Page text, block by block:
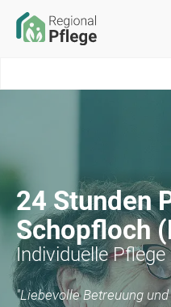
24 Stunden
Schopfloch
Individuelle
"Liebevolle Betreuung